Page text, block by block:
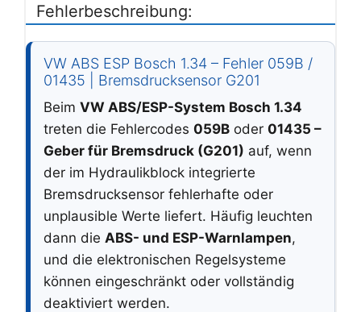
Fehlerbeschreibung:
VW ABS ESP Bosch 1.34 – Fehler 059B /
01435 | Bremsdrucksensor G201
Beim VW ABS/ESP-System Bosch 1.34
treten die Fehlercodes 059B oder 01435 –
Geber für Bremsdruck (G201) auf, wenn
der im Hydraulikblock integrierte
Bremsdrucksensor fehlerhafte oder
unplausible Werte liefert. Häufig leuchten
dann die ABS- und ESP-Warnlampen,
und die elektronischen Regelsysteme
können eingeschränkt oder vollständig
deaktiviert werden.